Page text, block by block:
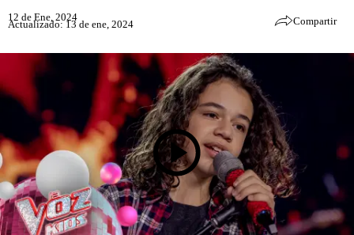
12 de Ene, 2024
Actualizado: 13 de ene, 2024 Compartir